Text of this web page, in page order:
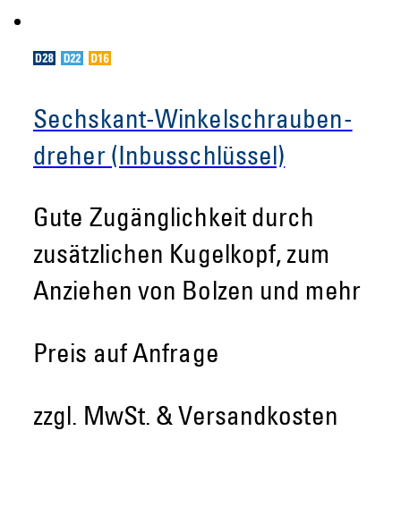
Sechskant-Winkelschrauben-
dreher (Inbusschlüssel)
Gute Zugänglichkeit durch
zusätzlichen Kugelkopf, zum
Anziehen von Bolzen und mehr
Preis auf Anfrage
zzgl. MwSt. & Versandkosten